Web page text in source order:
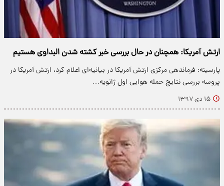
ارتش آمریکا: همچنان در حال بررسی خبر کشته شدن البداوی هستیم
پارسینه: فرماندهی مرکزی ارتش آمریکا در بیانیه‌ای اعلام کرد، ارتش آمریکا در
پروسه بررسی نتایج حمله هوایی اول ژانویه…
۱۵ دی ۱۳۹۷